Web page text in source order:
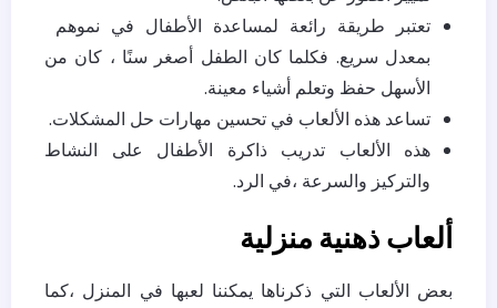
تعتبر طريقة رائعة لمساعدة الأطفال في نموهم
بمعدل سريع. فكلما كان الطفل أصغر سنًا ، كان من
الأسهل حفظ وتعلم أشياء معينة.
تساعد هذه الألعاب في تحسين مهارات حل المشكلات.
هذه الألعاب تدريب ذاكرة الأطفال على النشاط
والتركيز والسرعة ،في الرد.
ألعاب ذهنية منزلية
بعض الألعاب التي ذكرناها يمكننا لعبها في المنزل ،كما